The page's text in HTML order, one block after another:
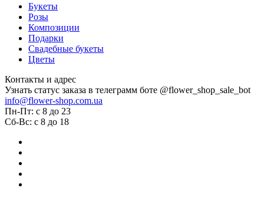
Букеты
Розы
Композиции
Подарки
Свадебные букеты
Цветы
Контакты и адрес
Узнать статус заказа в телеграмм боте @flower_shop_sale_bot
info@flower-shop.com.ua
Пн-Пт: с 8 до 23
Сб-Вс: с 8 до 18